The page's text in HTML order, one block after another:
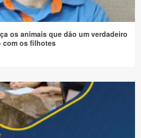
os animais que dão um verdadeiro
com os filhotes